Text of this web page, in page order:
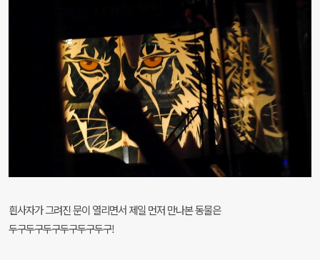
흰사자가 그려진 문이 열리면서 제일 먼저 만나본 동물은
두구두구두구두구두구두구!